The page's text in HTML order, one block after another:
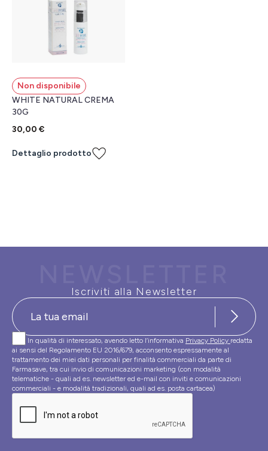
Non disponibile
WHITE NATURAL CREMA
30G
30,00 €
Dettaglio prodotto
Iscriviti alla Newsletter
In qualità di interessato, avendo letto l’informativa Privacy Policy redatta
ai sensi del Regolamento EU 2016/679, acconsento espressamente al
trattamento dei miei dati personali per finalità commerciali da parte di
Farmasave, tra cui invio di comunicazioni marketing (con modalità
telematiche - quali ad es. newsletter ed e-mail con inviti e comunicazioni
commerciali - e modalità tradizionali, quali ad es. posta cartacea)